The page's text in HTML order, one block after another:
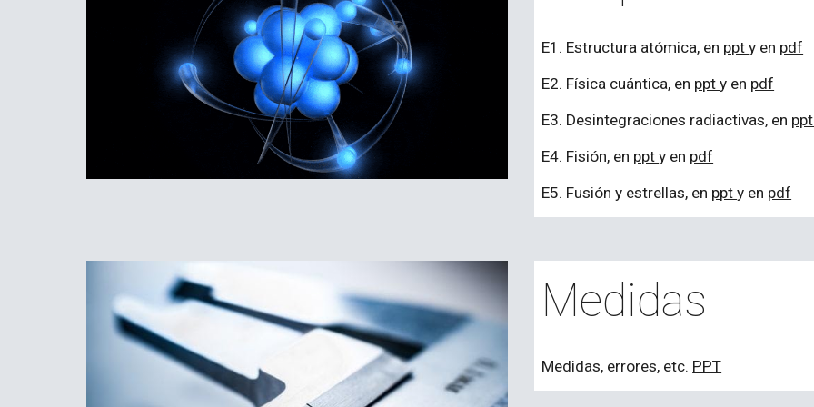
E1. Estructura atómica, en ppty en pdf
E2. Física cuántica, en ppty en pdf
E3. Desintegraciones radiactivas, en
E4. Fisión, en ppty en pdf
E5. Fusión y estrellas, en ppty en pdf
Medidas
Medidas, errores, etc. PPT